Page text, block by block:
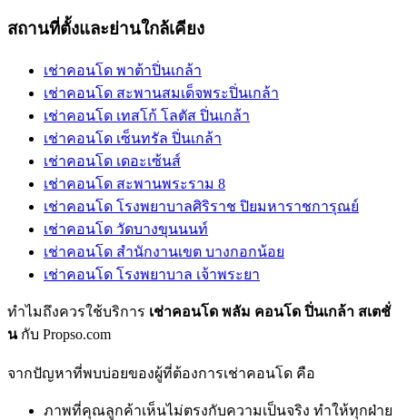
สถานที่ตั้งและย่านใกล้เคียง
เช่าคอนโด พาต้าปิ่นเกล้า
เช่าคอนโด สะพานสมเด็จพระปิ่นเกล้า
เช่าคอนโด เทสโก้ โลตัส ปิ่นเกล้า
เช่าคอนโด เซ็นทรัล ปิ่นเกล้า
เช่าคอนโด เดอะเซ้นส์
เช่าคอนโด สะพานพระราม 8
เช่าคอนโด โรงพยาบาลศิริราช ปิยมหาราชการุณย์
เช่าคอนโด วัดบางขุนนนท์
เช่าคอนโด สำนักงานเขต บางกอกน้อย
เช่าคอนโด โรงพยาบาล เจ้าพระยา
ทำไมถึงควรใช้บริการ เช่าคอนโด พลัม คอนโด ปิ่นเกล้า สเตชั่
นกับ Propso.com
จากปัญหาที่พบบ่อยของผู้ที่ต้องการเช่าคอนโด คือ
ภาพที่คุณลูกค้าเห็นไม่ตรงกับความเป็นจริง ทำให้ทุกฝ่าย